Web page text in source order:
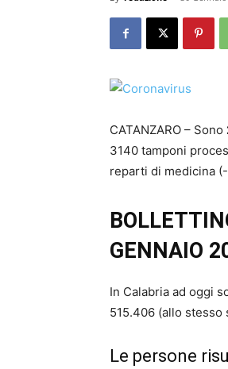
CATANZARO – Sono
3140 tamponi
reparti di medicina
GENNAIO
In Calabria ad oggi
515.406 (allo
Le persone